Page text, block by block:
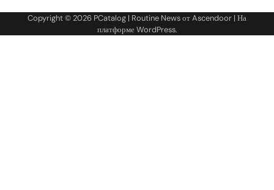
Copyright © 2026 PCatalog | Routine News отAscendoor | На
платформеWordPress.